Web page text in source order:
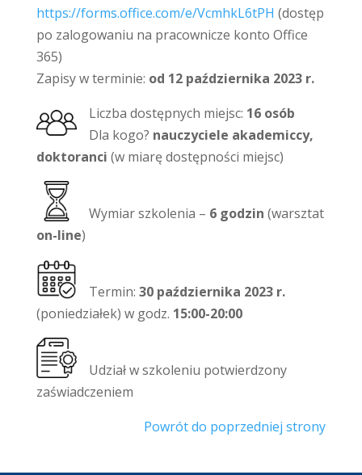
https://forms.office.com/e/VcmhkL6tPH (dostęp
po zalogowaniu na pracownicze konto Office
365)
Zapisy w terminie: od 12 października 2023 r.
Liczba dostępnych miejsc: 16 osób
Dla kogo? nauczyciele akademiccy,
doktoranci (w miarę dostępności miejsc)
Wymiar szkolenia – 6 godzin (warsztat
on-line)
Termin: 30 października 2023 r.
(poniedziałek) w godz. 15:00-20:00
Udział w szkoleniu potwierdzony
zaświadczeniem
Powrót do poprzedniej strony